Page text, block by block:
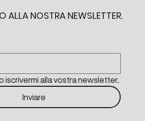
ALLA NOSTRA NEWSLETTER.
iscrivermi alla vostra newsletter.
Inviare